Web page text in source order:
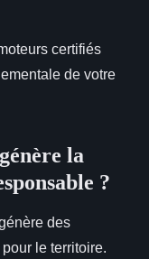
certifiés
de votre
la
?
des
le territoire.